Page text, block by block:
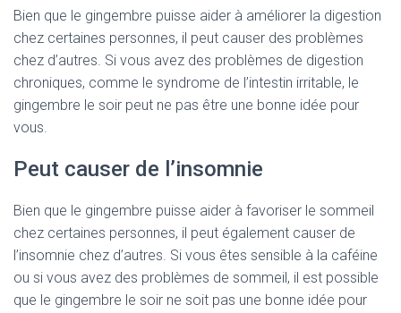
Bien que le gingembre puisse aider à améliorer la digestion
chez certaines personnes, il peut causer des problèmes
chez d’autres. Si vous avez des problèmes de digestion
chroniques, comme le syndrome de l’intestin irritable, le
gingembre le soir peut ne pas être une bonne idée pour
vous.
Peut causer de l’insomnie
Bien que le gingembre puisse aider à favoriser le sommeil
chez certaines personnes, il peut également causer de
l’insomnie chez d’autres. Si vous êtes sensible à la caféine
ou si vous avez des problèmes de sommeil, il est possible
que le gingembre le soir ne soit pas une bonne idée pour